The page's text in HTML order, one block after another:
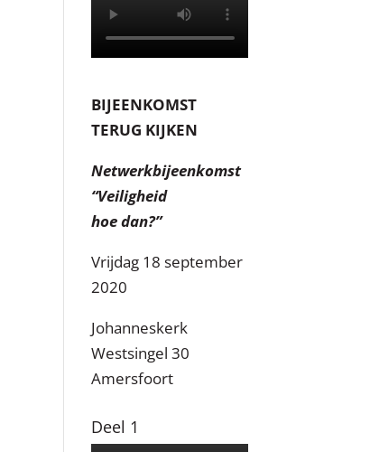
BIJEENKOMST
TERUG KIJKEN
Netwerkbijeenkomst
“Veiligheid
hoe dan?”
Vrijdag 18 september
2020
Johanneskerk
Westsingel 30
Amersfoort
Deel 1